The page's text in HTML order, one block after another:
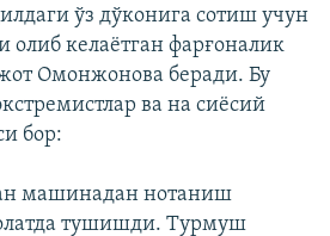
ўз дўконига сотиш учун
келаëтган фарғоналик
Омонжонова беради. Бу
ва на сиëсий
бор:
машинадан нотаниш
тушишди. Турмуш